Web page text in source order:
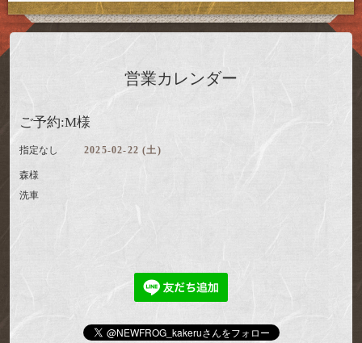
営業カレンダー
ご予約:M様
指定なし 2025-02-22 (土)
森様
洗車